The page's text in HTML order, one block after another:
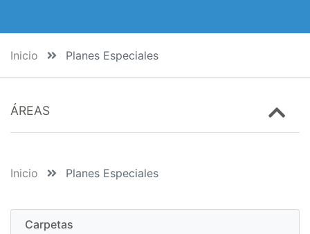
Inicio Planes Especiales
ÁREAS
Inicio Planes Especiales
Carpetas